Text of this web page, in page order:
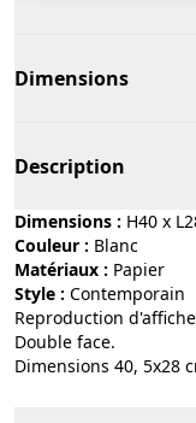
Dimensions
Description
Dimensions : H40 x
Couleur :
blanc
Matériaux :
papier
Style :
contemporain
Reproduction
Double face.
Dimensions 40, 5x28